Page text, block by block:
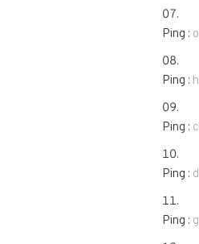
Ping :
Ping :
Ping :
Ping :
Ping :